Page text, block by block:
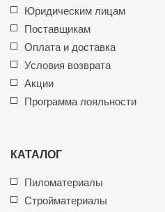
Юридическим лицам
Поставщикам
Оплата и доставка
Условия возврата
Акции
Программа лояльности
КАТАЛОГ
Пиломатериалы
Стройматериалы